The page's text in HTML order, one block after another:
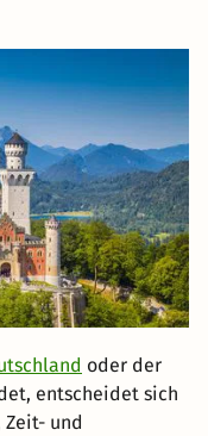
oder der
entscheidet sich
und